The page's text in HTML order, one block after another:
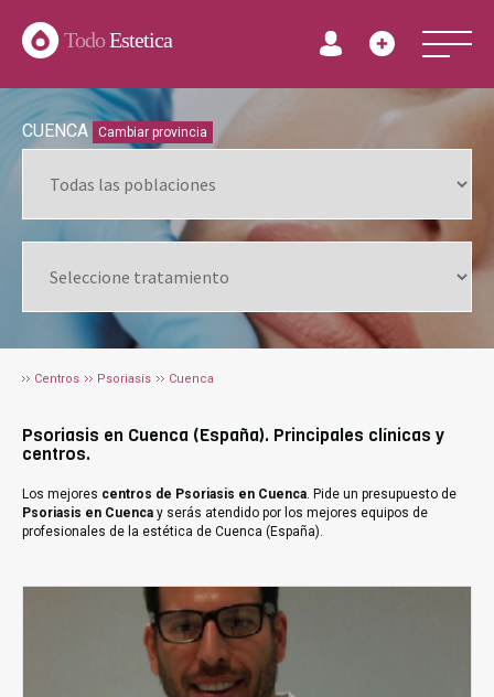
TodoEstetica
CUENCA Cambiar provincia
Centros Psoriasis Cuenca
Psoriasis en Cuenca (España). Principales clínicas y
centros.
Los mejores centros de Psoriasis en Cuenca. Pide un presupuesto de
Psoriasis en Cuenca y serás atendido por los mejores equipos de
profesionales de la estética de Cuenca (España).